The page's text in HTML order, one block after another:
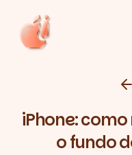
iPhone:
o fundo